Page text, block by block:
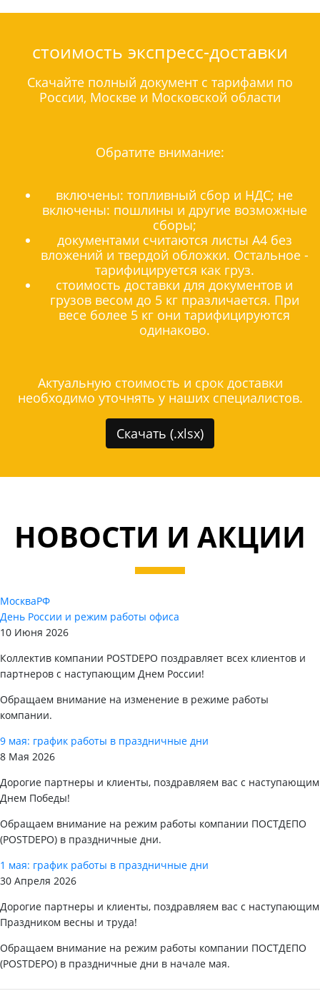
стоимость экспресс-доставки
Скачайте полный документ с тарифами по
России, Москве и Московской области
Обратите внимание:
включены: топливный сбор и НДС; не
включены: пошлины и другие возможные
сборы;
документами считаются листы А4 без
вложений и твердой обложки. Остальное -
тарифицируется как груз.
стоимость доставки для документов и
грузов весом до 5 кг празличается. При
весе более 5 кг они тарифицируются
одинаково.
Актуальную стоимость и срок доставки
необходимо уточнять у наших специалистов.
Скачать (.xlsx)
НОВОСТИ И АКЦИИ
МоскваРФ
День России и режим работы офиса
10 Июня 2026
Коллектив компании POSTDEPO поздравляет всех клиентов и
партнеров с наступающим Днем России!
Обращаем внимание на изменение в режиме работы
компании.
9 мая: график работы в праздничные дни
8 Мая 2026
Дорогие партнеры и клиенты, поздравляем вас с наступающим
Днем Победы!
Обращаем внимание на режим работы компании ПОСТДЕПО
(POSTDEPO) в праздничные дни.
1 мая: график работы в праздничные дни
30 Апреля 2026
Дорогие партнеры и клиенты, поздравляем вас с наступающим
Праздником весны и труда!
Обращаем внимание на режим работы компании ПОСТДЕПО
(POSTDEPO) в праздничные дни в начале мая.